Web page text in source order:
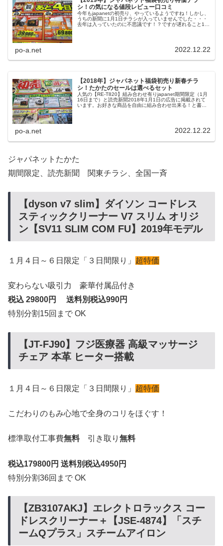
シ！の気になる値段レビュー口コミ
今年もjapanetの初売り、やっているようですね！しかし、
うちの新聞に1月1日チラシが入っていませんでした・・・
去年は入っていたのに不思議です！？ですが遅れること1月
po-a.net 2022.12.22
【2018年】ジャパネット福袋初売り新春チラ
シ！たかたのセールは選べるセット
人気の【RE-T820】組み合わせ有りjapanet期間限定（1月
16日まで）と読売新聞2018年1月1日の広告に掲載されて
います。お好きな商品を自由に組み合わせ出来る！と書い
po-a.net 2022.12.22
ジャパネットたかた
期間限定、読売新聞 関東チラシ、全国一斉
【dyson v7 slim】ダイソン コードレス
スティッククリーナー V7 スリム オリジ
ン【SV11 SLIM COM FU】2019年モデル
１月４日～６日限定「３日間限り」 超特価
変わらない吸引力 豪華付属品付き
税込 29800円 送料別税込990円
特別分割15回まで OK
【JT-FJ90】フジ医療器 高級マッサージ
チェア 本革 ヒーター搭載
１月４日～６日限定「３日間限り」 超特価
こだわりのもみ心地で全身のコリをほぐす！
標準取付工事費無料 引き取り 無料
税込179800円 送料別税込4950円
特別分割36回まで OK
【ZB3107AKJ】エレクトロラックス コー
ドレスクリーナー＋【JSE-4874】「スチ
ームQプラス」スチームアイロン